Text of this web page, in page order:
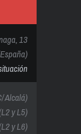
13
Alcalá)
y L5)
y L6)